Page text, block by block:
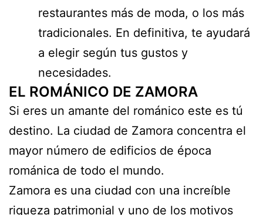
restaurantes más de moda, o los más
tradicionales. En definitiva, te ayudará
a elegir según tus gustos y
necesidades.
EL ROMÁNICO DE ZAMORA
Si eres un amante del románico este es tú
destino. La ciudad de Zamora concentra el
mayor número de edificios de época
románica de todo el mundo.
Zamora es una ciudad con una increíble
riqueza patrimonial y uno de los motivos